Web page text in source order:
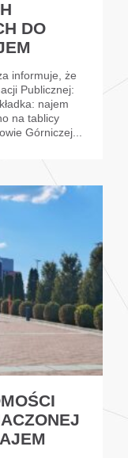
DO
informuje, że
Publicznej:
najem
na tablicy
Górniczej...